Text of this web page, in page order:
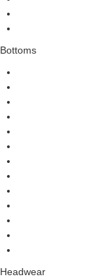
Bottoms
Headwear